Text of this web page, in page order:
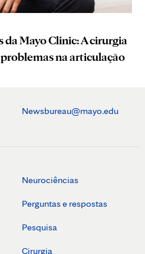
da Mayo Clinic: A cirurgia
na articulação
Newsbureau@mayo.edu
Neurociências
Perguntas e respostas
Pesquisa
Cirurgia